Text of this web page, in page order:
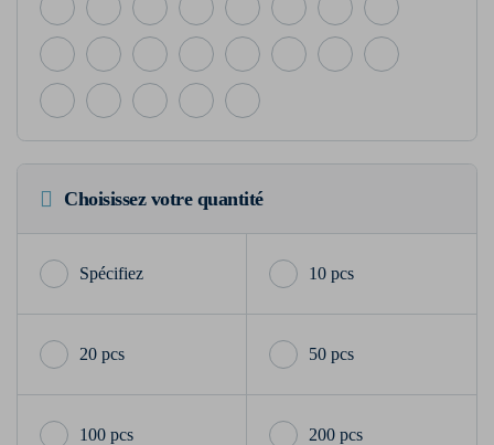
Choisissez votre quantité
10 pcs
20 pcs 50 pcs
100 pcs 200 pcs